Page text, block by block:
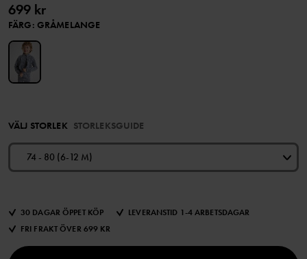
699 kr
FÄRG: GRÅMELANGE
VÄLJ STORLEK STORLEKSGUIDE
74 - 80 (6-12 M)
30 DAGAR ÖPPET KÖP
LEVERANSTID 1-4 ARBETSDAGAR
FRI FRAKT ÖVER 699 KR